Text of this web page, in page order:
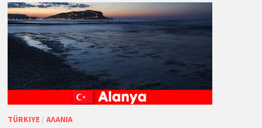
TÜRKIYE/ ΑΛΆΝΙΑ